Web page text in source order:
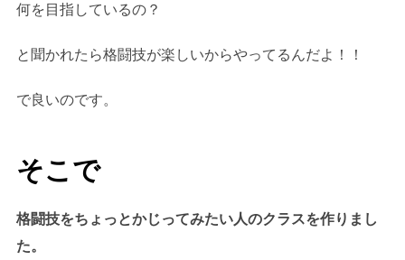
何を目指しているの？
と聞かれたら格闘技が楽しいからやってるんだよ！！
で良いのです。
そこで
格闘技をちょっとかじってみたい人のクラスを作りまし
た。